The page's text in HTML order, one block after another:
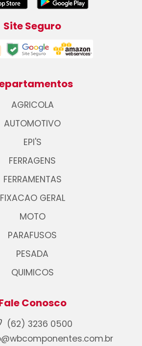
Site Seguro
AGRICOLA
AUTOMOTIVO
EPI'S
FERRAGENS
FERRAMENTAS
FIXACAO GERAL
MOTO
PARAFUSOS
PESADA
QUIMICOS
Conosco
(62) 3236 0500